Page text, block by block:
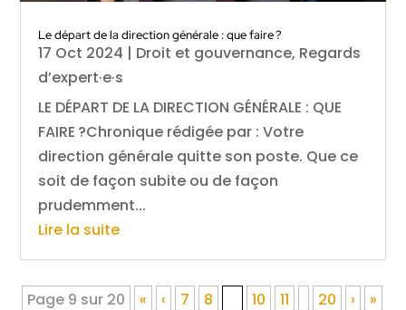
Le départ de la direction générale : que faire ?
17 Oct 2024 | Droit et gouvernance, Regards
d’expert·e·s
LE DÉPART DE LA DIRECTION GÉNÉRALE : QUE
FAIRE ?Chronique rédigée par : Votre
direction générale quitte son poste. Que ce
soit de façon subite ou de façon
prudemment...
Lire la suite
Page 9 sur 20 « ‹ 7 8 10 11 20 › »